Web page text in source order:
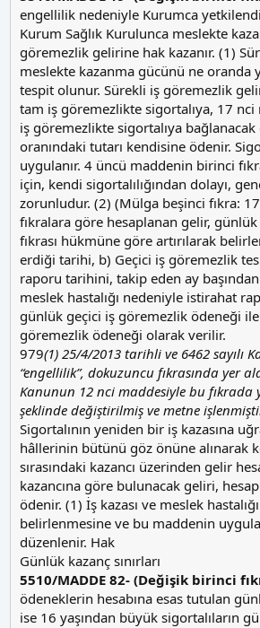
engellilik nedeniyle Kurumca
Kurum Sağlık Kurulunca meslekte
göremezlik gelirine hak kazanır. (1)
meslekte kazanma gücünü ne oranda
tespit olunur. Sürekli iş göremezlik
tam iş göremezlikte sigortalıya, 17 nci
iş göremezlikte sigortalıya
oranındaki tutarı kendisine ödenir.
uygulanır. 4 üncü maddenin birinci
için, kendi sigortalılığından dolayı,
zorunludur. (2) (Mülga beşinci fıkra:
fıkralara göre hesaplanan gelir,
fıkrası hükmüne göre artırılarak
erdiği tarihi, b) Geçici iş göremezlik
raporu tarihini, takip eden ay
meslek hastalığı nedeniyle istirahat
günlük geçici iş göremezlik ödeneği
göremezlik ödeneği olarak verilir.
979(1) 25/4/2013 tarihli ve 6462 sayılı
“engellilik”, dokuzuncu fıkrasında yer
Kanunun 12 nci maddesiyle bu fıkrada
şeklinde değiştirilmiş ve metne
Sigortalının yeniden bir iş kazasına
hâllerinin bütünü göz önüne alınarak
sırasındaki kazancı üzerinden gelir
kazancına göre bulunacak geliri,
ödenir. (1) İş kazası ve meslek
belirlenmesine ve bu maddenin
düzenlenir. Hak
Günlük kazanç sınırları
5510/MADDE 82- (Değişik birinci
ödeneklerin hesabına esas tutulan
ise 16 yaşından büyük sigortalıların